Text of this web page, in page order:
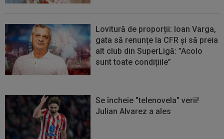
Lovitură de proporții: Ioan Varga,
gata să renunțe la CFR și să preia
alt club din SuperLigă: ”Acolo
sunt toate condițiile”
Se încheie "telenovela" verii!
Julian Alvarez a ales